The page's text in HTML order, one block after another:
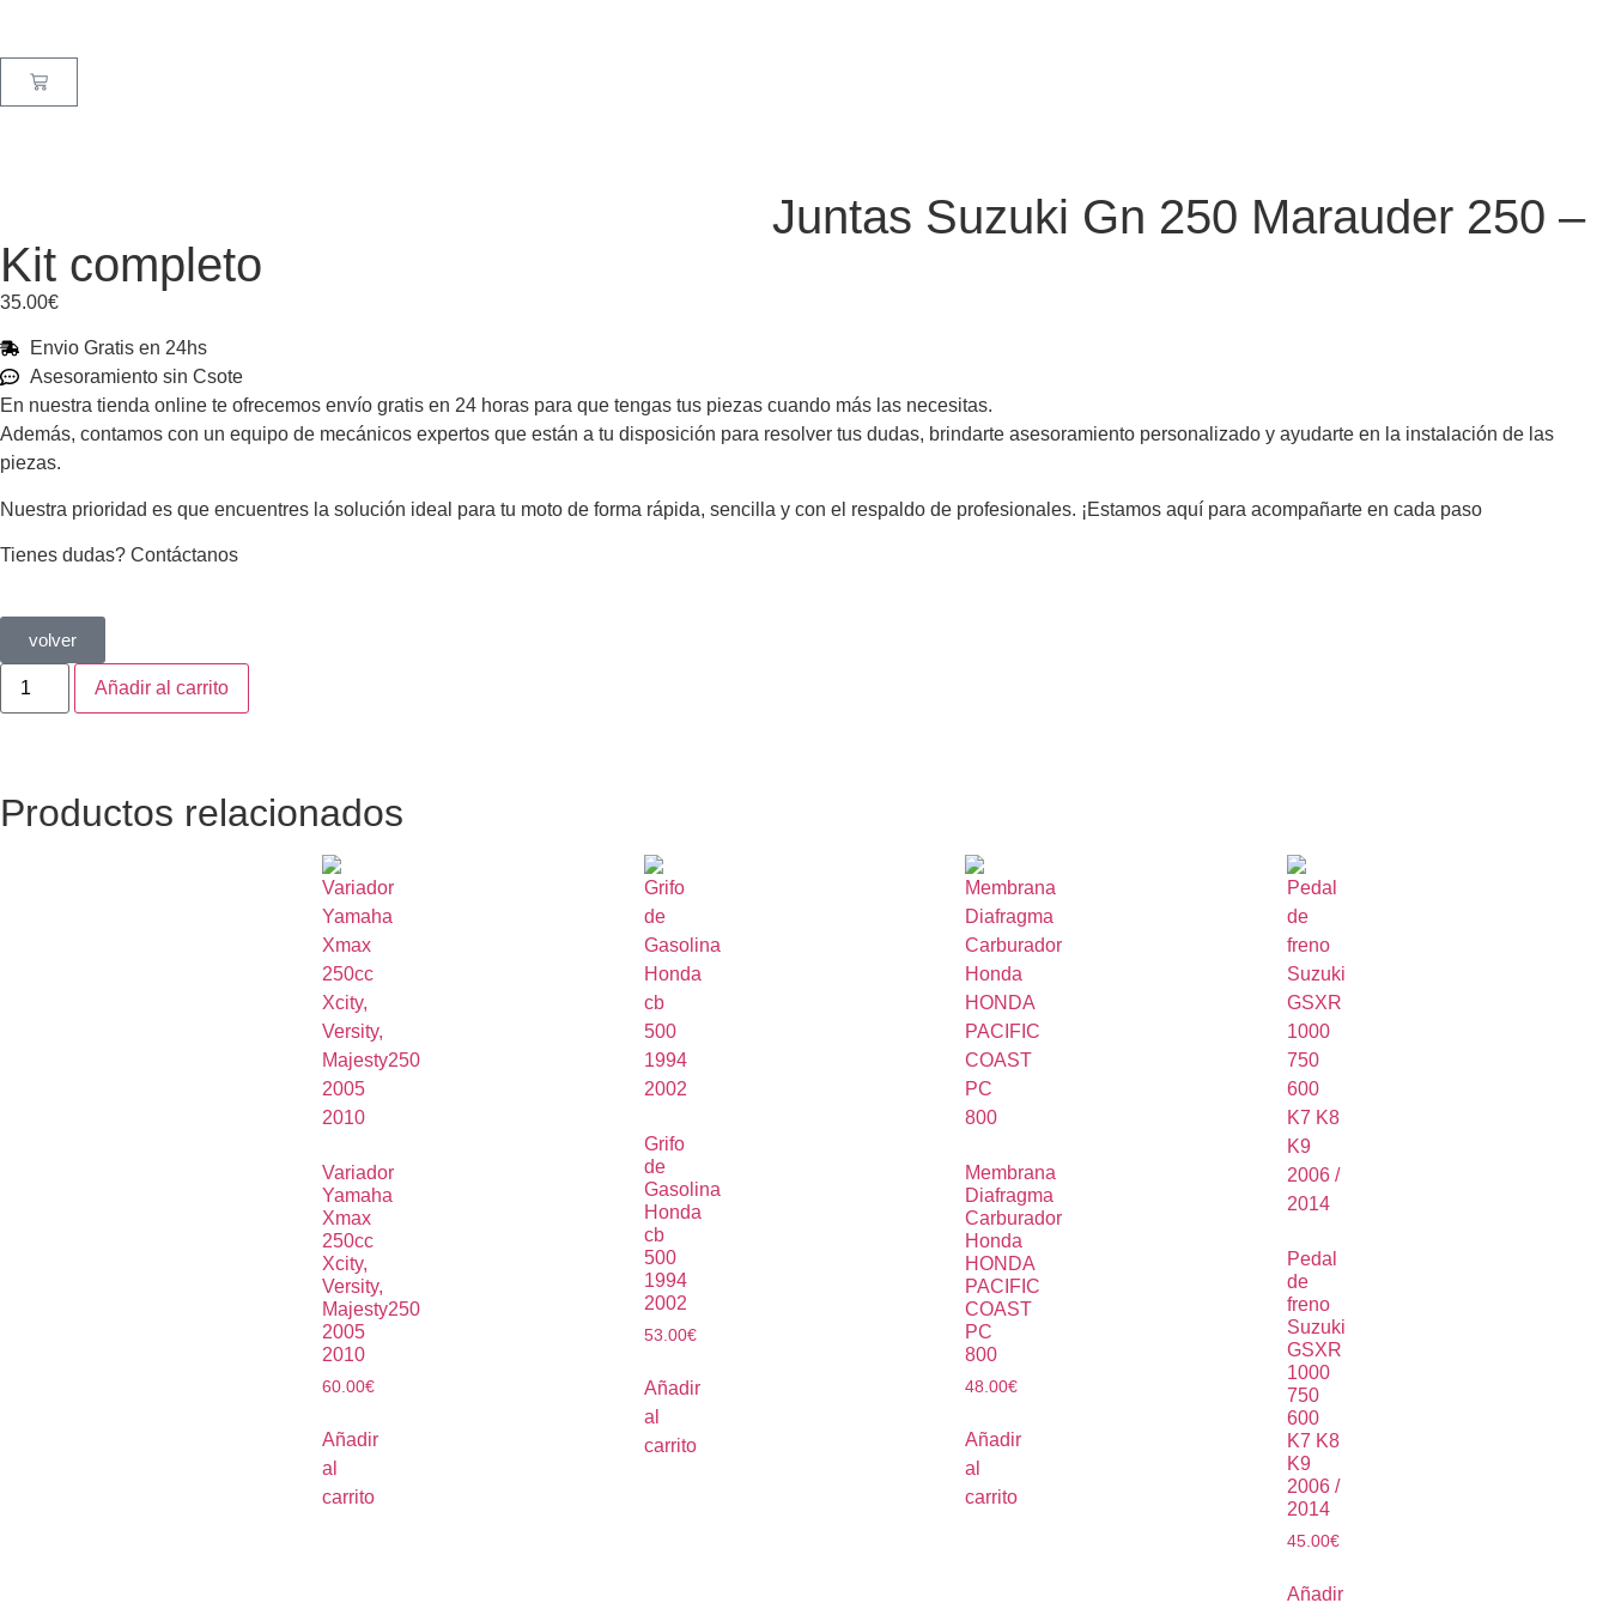
Juntas Suzuki Gn 250 Marauder 250 –
Kit completo
35.00€
Envio Gratis en 24hs
Asesoramiento sin Csote
En nuestra tienda online te ofrecemos envío gratis en 24 horas para que tengas tus piezas cuando más las necesitas.
Además, contamos con un equipo de mecánicos expertos que están a tu disposición para resolver tus dudas, brindarte asesoramiento personalizado y ayudarte en la instalación de las
piezas.
Nuestra prioridad es que encuentres la solución ideal para tu moto de forma rápida, sencilla y con el respaldo de profesionales. ¡Estamos aquí para acompañarte en cada paso
Tienes dudas? Contáctanos
volver
Añadir al carrito
Productos relacionados
Variador
Yamaha
Xmax
250cc
Xcity,
Versity,
Majesty250
2005
2010
60.00€
Añadir
al
carrito
Grifo
de
Gasolina
Honda
cb
500
1994
2002
53.00€
Añadir
al
carrito
Membrana
Diafragma
Carburador
Honda
HONDA
PACIFIC
COAST
PC
800
48.00€
Añadir
al
carrito
Pedal
de
freno
Suzuki
GSXR
1000
750
600
K7 K8
K9
2006 /
2014
45.00€
Añadir